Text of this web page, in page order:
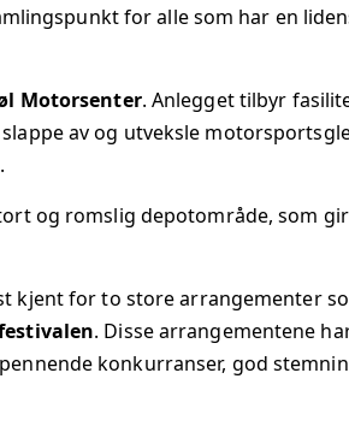
RALLYfor alle som har en
Motorsenter. Anlegget tilbyr
av og utveksle
og romslig depotområde, som
kjent for to store arrangementer
. Disse arrangementene
konkurranser, god